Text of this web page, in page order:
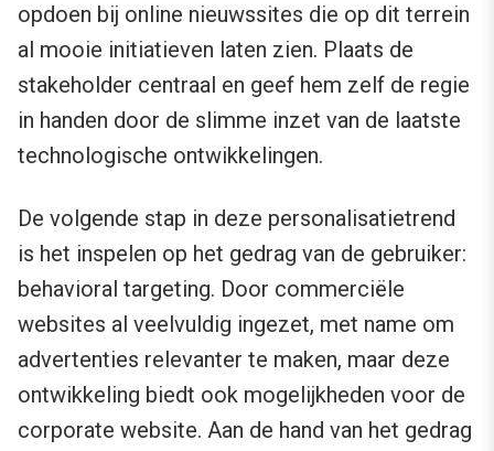
opdoen bij online nieuwssites die op dit terrein
al mooie initiatieven laten zien. Plaats de
stakeholder centraal en geef hem zelf de regie
in handen door de slimme inzet van de laatste
technologische ontwikkelingen.
De volgende stap in deze personalisatietrend
is het inspelen op het gedrag van de gebruiker:
behavioral targeting. Door commerciële
websites al veelvuldig ingezet, met name om
advertenties relevanter te maken, maar deze
ontwikkeling biedt ook mogelijkheden voor de
corporate website. Aan de hand van het gedrag